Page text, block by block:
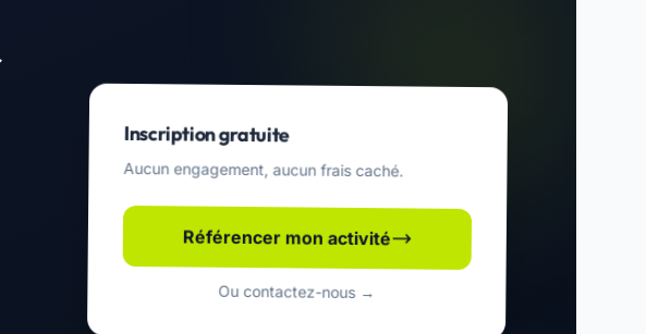
Inscription gratuite
Aucun engagement, aucun frais caché.
Référencer mon activité
Ou contactez-nous →